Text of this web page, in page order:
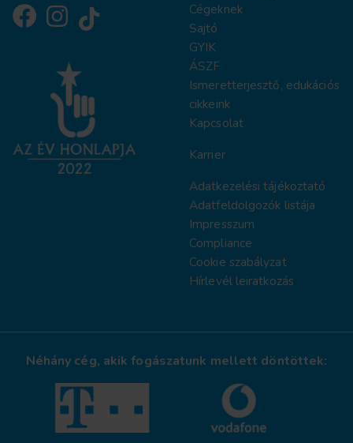
Cégeknek
Sajtó
GYIK
ÁSZF
Ismeretterjesztő, edukációs
cikkeink
Kapcsolat
Karrier
Adatkezelési tájékoztató
Adatfeldolgozók listája
Impresszum
Compliance
Cookie szabályzat
Hírlevél leiratkozás
Néhány cég, akik fogászatunk mellett döntöttek: